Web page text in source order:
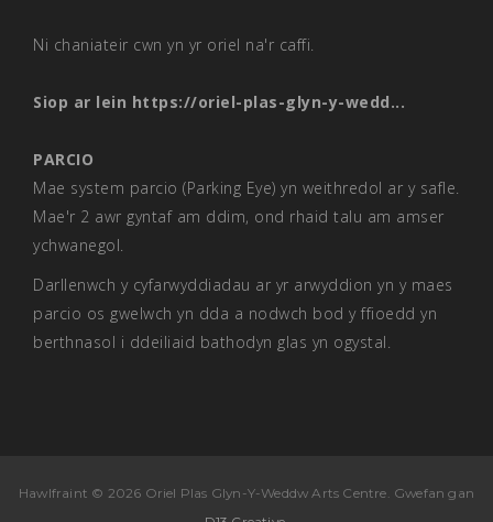
Ni chaniateir cwn yn yr oriel na'r caffi.
Siop ar lein https://oriel-plas-glyn-y-wedd...
PARCIO
Mae system parcio (Parking Eye) yn weithredol ar y safle.
Mae'r 2 awr gyntaf am ddim, ond rhaid talu am amser
ychwanegol.
Darllenwch y cyfarwyddiadau ar yr arwyddion yn y maes
parcio os gwelwch yn dda a nodwch bod y ffioedd yn
berthnasol i ddeiliaid bathodyn glas yn ogystal.
Hawlfraint © 2026 Oriel Plas Glyn-Y-Weddw Arts Centre. Gwefan gan